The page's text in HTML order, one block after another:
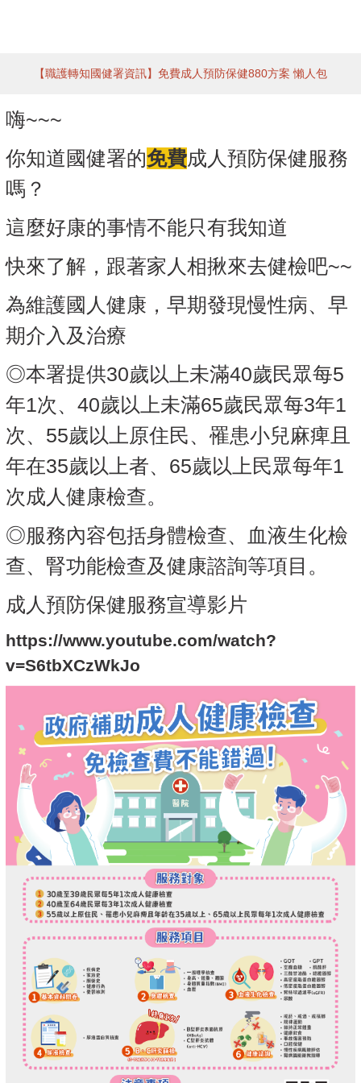
【職護轉知國健署資訊】免費成人預防保健880方案 懶人包
嗨~~~
你知道國健署的免費成人預防保健服務
嗎？
這麼好康的事情不能只有我知道
快來了解，跟著家人相揪來去健檢吧~~
為維護國人健康，早期發現慢性病、早
期介入及治療
◎本署提供30歲以上未滿40歲民眾每5
年1次、40歲以上未滿65歲民眾每3年1
次、55歲以上原住民、罹患小兒麻痺且
年在35歲以上者、65歲以上民眾每年1
次成人健康檢查。
◎服務內容包括身體檢查、血液生化檢
查、腎功能檢查及健康諮詢等項目。
成人預防保健服務宣導影片
https://www.youtube.com/watch?
v=S6tbXCzWkJo